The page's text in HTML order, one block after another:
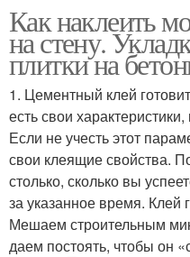
Как наклеить
на стену.
плитки на
1. Цементный клей
есть свои
Если не учесть этот
свои клеящие свойства.
столько, сколько вы
за указанное время. Клей
Мешаем строительным
даем постоять, чтобы он